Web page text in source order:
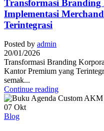
Transformasi
Implementasi
Terintegrasi
Posted by admin
20/01/2026
Transformasi Branding
Kantor Premium yang
semak...
Continue reading
07 Okt
Blog